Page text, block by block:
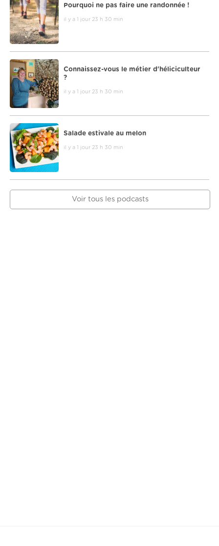
Pourquoi ne pas faire une randonnée !
il y a 1 jour 23 h 30 min
Connaissez-vous le métier d'héliciculteur
?
il y a 1 jour 23 h 30 min
Salade estivale au melon
il y a 1 jour 23 h 30 min
Voir tous les podcasts